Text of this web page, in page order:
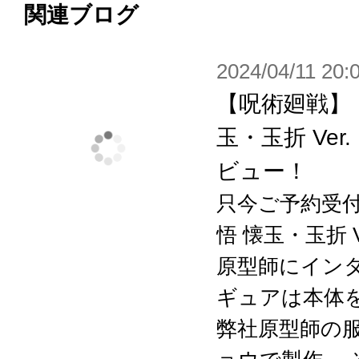
関連ブログ
2024/04/11
【呪術廻戦
玉・玉折
ビュー！
只今ご予約受
悟 懐玉・玉折
原型師にイン
ギュアは本体
弊社原型師の